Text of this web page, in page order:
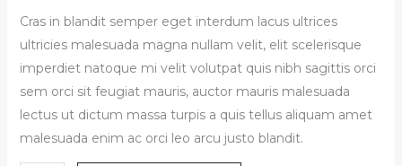
119.99рсд.
Cras in blandit semper eget interdum lacus ultrices
ultricies malesuada magna nullam velit, elit scelerisque
imperdiet natoque mi velit volutpat quis nibh sagittis orci
sem orci sit feugiat mauris, auctor mauris malesuada
lectus ut dictum massa turpis a quis tellus aliquam amet
malesuada enim ac orci leo arcu justo blandit.